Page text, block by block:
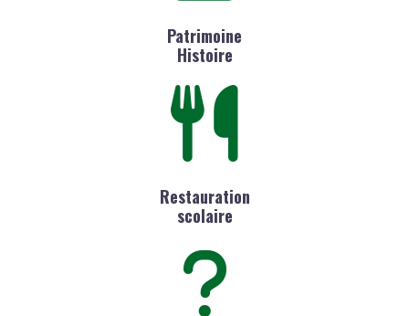
Patrimoine
Histoire
Restauration
scolaire